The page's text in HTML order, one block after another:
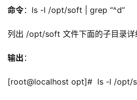
命令：ls -l /opt/soft | grep “^d”
列出 /opt/soft 文件下面的子目录详
输出 ：
[root@localhost opt]#  ls -l /opt/